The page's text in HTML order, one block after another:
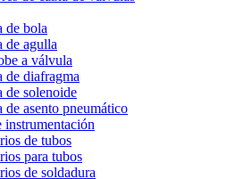
de bola
de agulla
a válvula
de diafragma
de solenoide
asento pneumático
instrumentación
de tubos
para tubos
de soldadura